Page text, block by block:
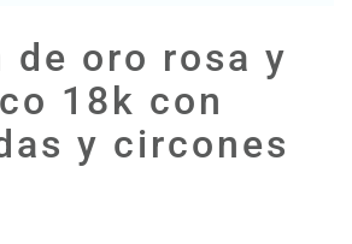
de oro rosa y
18k con
y circones